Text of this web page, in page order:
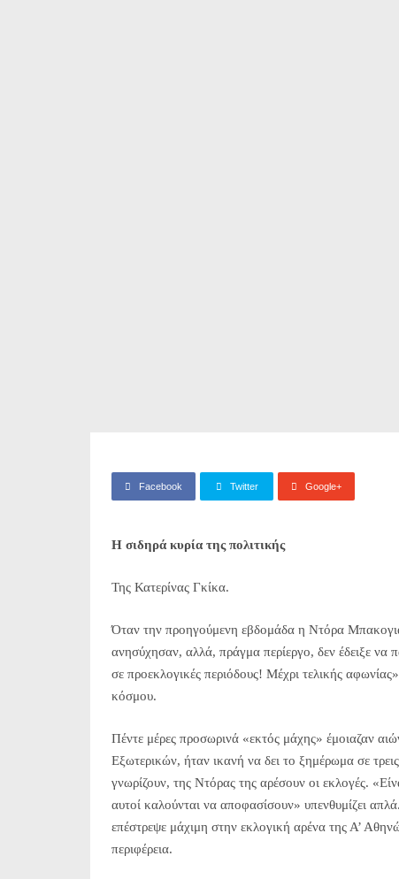
Facebook Twitter Google+
Η σιδηρά κυρία της πολιτικής
Της Κατερίνας Γκίκα.
Όταν την προηγούμενη εβδομάδα η Nτόρα
ανησύχησαν, αλλά, πράγμα περίεργο, δεν έδειξε να
σε προεκλογικές περιόδους! Μέχρι τελικής
κόσμου.
Πέντε μέρες προσωρινά «εκτός μάχης» έμοιαζαν
Εξωτερικών, ήταν ικανή να δει το ξημέρωμα σε
γνωρίζουν, της Ντόρας της αρέσουν οι εκλογές.
αυτοί καλούνται να αποφασίσουν» υπενθυμίζει
επέστρεψε μάχιμη στην εκλογική αρένα της Α’
περιφέρεια.